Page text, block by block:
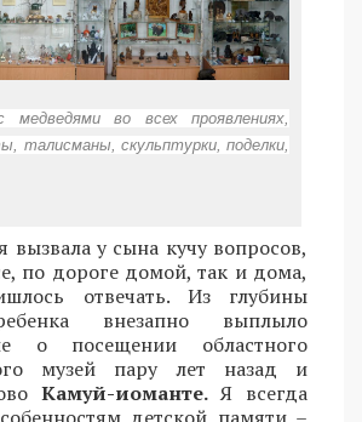
медведями во всех проявлениях,
талисманы, скульптурки, поделки,
вызвала у сына кучу вопросов,
по дороге домой, так и дома,
отвечать. Из глубины
внезапно выплыло
о посещении областного
музей пару лет назад и
Камуй-иоманте.Я всегда
детской памяти –